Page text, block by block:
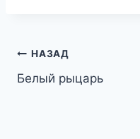
Навигация
по
НАЗАД
Белый рыцарь